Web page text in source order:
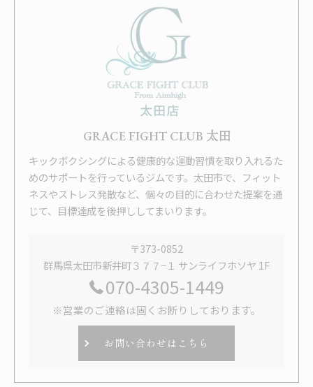
GRACE FIGHT CLUB 太田
キックボクシングによる健康的な運動習慣を取り入れるた
めのサポートを行っているジムです。太田市で、フィット
ネスやストレス発散など、個々の目的に合わせた提案を通
じて、目標達成を後押ししてまいります。
〒373-0852
群馬県太田市新井町３７７−１ サンライフホソヤ 1F
070-4305-1449
※営業のご連絡は固くお断りしております。
お問い合わせはこちら